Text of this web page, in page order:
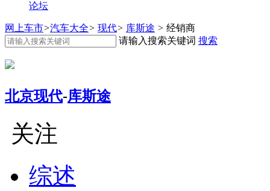
论坛
网上车市>汽车大全> 现代> 库斯途 > 经销商
请输入搜索关键词 搜索
北京现代-库斯途
关注
综述